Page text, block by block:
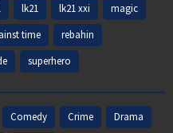
lk21 lk21 xxi
magic
time
rebahin
superhero
Comedy Crime Drama